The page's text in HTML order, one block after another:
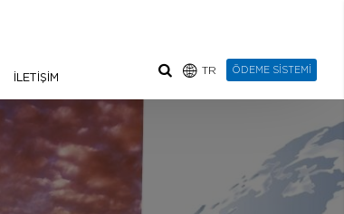
İLETİŞİM
TR ÖDEME SİSTEMİ